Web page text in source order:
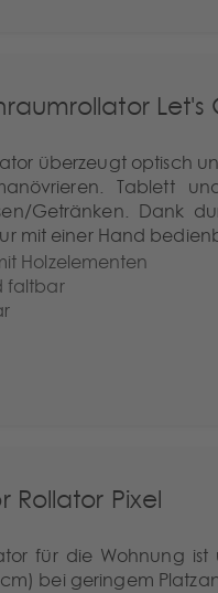
Let's
überzeugt optisch
Tablett
Getränken. Dank
mit einer Hand
Holzelementen
faltbar
Rollator Pixel
für die Wohnung
bei geringem